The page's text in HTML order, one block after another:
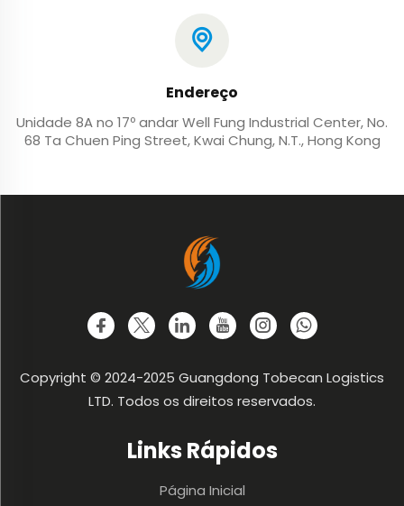
Endereço
Unidade 8A no 17º andar Well Fung Industrial Center, No.
68 Ta Chuen Ping Street, Kwai Chung, N.T., Hong Kong
Copyright © 2024-2025 Guangdong Tobecan Logistics
LTD. Todos os direitos reservados.
Links Rápidos
Página Inicial